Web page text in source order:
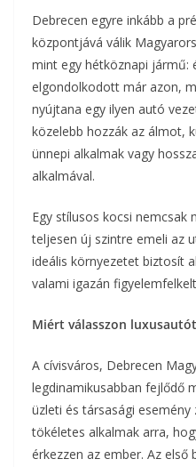
Debrecen egyre inkább a
központjává válik
mint egy hétköznapi jármű:
elgondolkodott már azon,
nyújtana egy ilyen autó
közelebb hozzák az álmot,
ünnepi alkalmak vagy
alkalmával.
Egy stílusos kocsi nemcsak
teljesen új szintre emeli az
ideális környezetet biztosít
valami igazán
Miért válasszon
A cívisváros, Debrecen
legdinamikusabban fejlődő
üzleti és társasági esemény
tökéletes alkalmak arra,
érkezzen az ember. Az első